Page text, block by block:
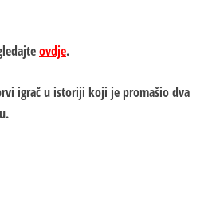
ovdje.
igrač u istoriji koji je promašio dva